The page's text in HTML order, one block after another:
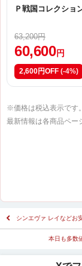
Ｐ戦国コレクショ
63,200円
60,600 円
2,600円OFF (-4%)
※価格は税込表示です
最新情報は各商品ペー
シンエヴァ レイなどお
本日も多数